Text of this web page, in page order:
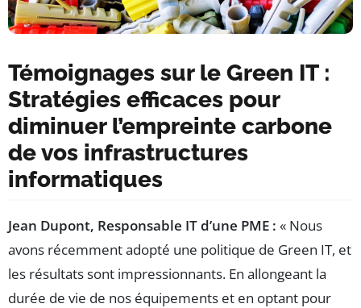
Témoignages sur le Green IT :
Stratégies efficaces pour
diminuer l’empreinte carbone
de vos infrastructures
informatiques
Jean Dupont, Responsable IT d’une PME : « Nous
avons récemment adopté une politique de Green IT, et
les résultats sont impressionnants. En allongeant la
durée de vie de nos équipements et en optant pour